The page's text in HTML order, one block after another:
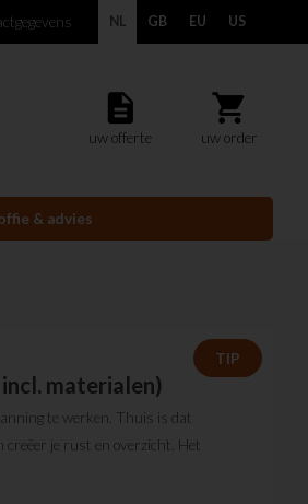
NL GB EU US
description
uw offerte
shopping_cart
uw order
& advies
TIP
materialen)
te werken. Thuis is dat
creëer je rust en overzicht. Het